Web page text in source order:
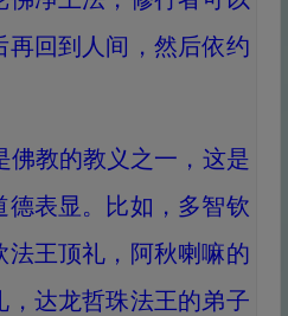
再回到人间，然后依约
佛教的教义之一，这是
德表显。比如，多智钦
法王顶礼，阿秋喇嘛的
，达龙哲珠法王的弟子